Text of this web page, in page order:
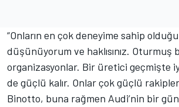
“Onların en çok deneyime sahip
düşünüyorum ve haklısınız. Oturmuş
organizasyonlar. Bir üretici geçmişte
de güçlü kalır. Onlar çok güçlü
Binotto, buna rağmen Audi’nin bir